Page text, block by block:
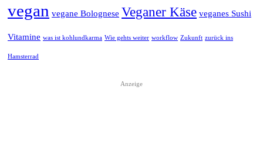
vegan vegane Bolognese Veganer Käse veganes Sushi
Vitamine was ist kohlundkarma Wie gehts weiter workflow Zukunft zurück ins
Hamsterrad
Anzeige